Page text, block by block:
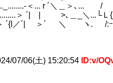
... r ´＼＿＞､... /
､＿_＼...└Ｌ{_ハ
＼ ヽ. /:ｰﾍ
07/06(土) 15:20:54 ID:v/